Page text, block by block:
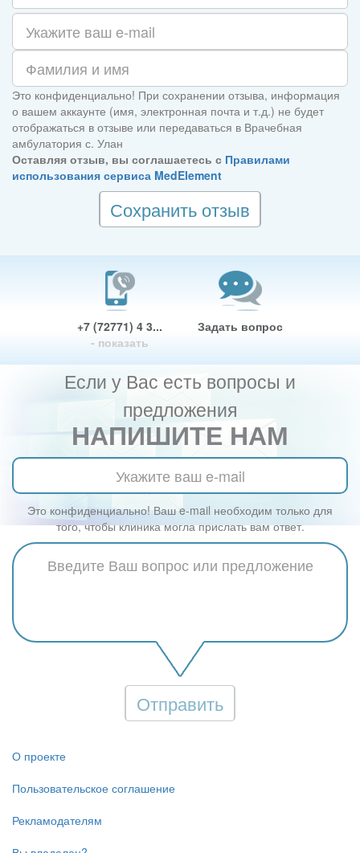
Это конфиденциально! При сохранении отзыва, информация
о вашем аккаунте (имя, электронная почта и т.д.) не будет
отображаться в отзыве или передаваться в Врачебная
амбулатория с. Улан
Оставляя отзыв, вы соглашаетесь с Правилами
использования сервиса MedElement
Сохранить отзыв
+7 (72771) 4 3...
- показать
Задать вопрос
Если у Вас есть вопросы и
предложения
НАПИШИТЕ НАМ
Это конфиденциально! Ваш e-mail необходим только для
того, чтобы клиника могла прислать вам ответ.
Отправить
О проекте
Пользовательское соглашение
Рекламодателям